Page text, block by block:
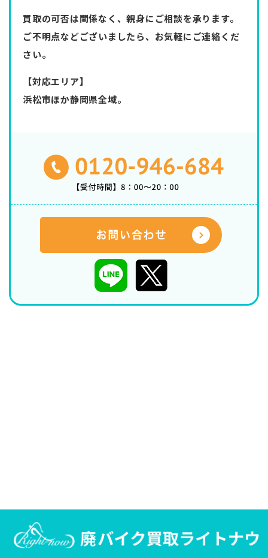
買取の可否は関係なく、親身にご相談を承ります。
ご不明点などございましたら、お気軽にご連絡くだ
さい。
【対応エリア】
浜松市ほか静岡県全域。